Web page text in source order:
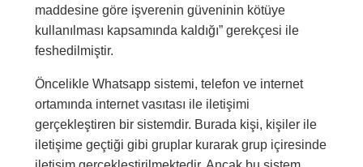
maddesine göre işverenin güveninin kötüye
kullanılması kapsamında kaldığı” gerekçesi ile
feshedilmiştir.
Öncelikle Whatsapp sistemi, telefon ve internet
ortamında internet vasıtası ile iletişimi
gerçekleştiren bir sistemdir. Burada kişi, kişiler ile
iletişime geçtiği gibi gruplar kurarak grup içiresinde